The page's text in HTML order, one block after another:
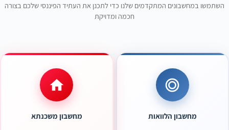
הגש בקשה אונליין וקבל תשובה מיידית
סכום נבחרש"ח
השתמשו במחשבונים המתקדמים שלנו כדי לתכנן את העתיד הפיננסי שלכם בצורה
חכמה ומדויקת
מחשבון הלוואות מחשבון משכנתא